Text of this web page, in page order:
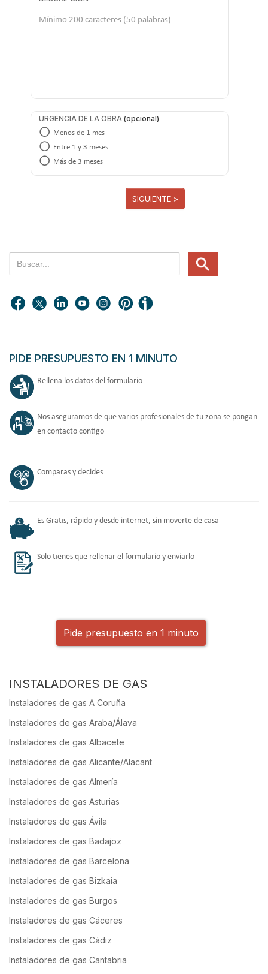
URGENCIA DE LA OBRA
Menos de 1 mes
Entre 1 y 3 meses
Más de 3 meses
SIGUIENTE >
PIDE PRESUPUESTO EN 1 MINUTO
Rellena los datos del formulario
Nos aseguramos de que varios profesionales de tu zona se pongan
en contacto contigo
Comparas y decides
Es Gratis, rápido y desde internet, sin moverte de casa
Solo tienes que rellenar el formulario y enviarlo
Pide presupuesto en 1 minuto
INSTALADORES DE GAS
Instaladores de gas A Coruña
Instaladores de gas Araba/Álava
Instaladores de gas Albacete
Instaladores de gas Alicante/Alacant
Instaladores de gas Almería
Instaladores de gas Asturias
Instaladores de gas Ávila
Instaladores de gas Badajoz
Instaladores de gas Barcelona
Instaladores de gas Bizkaia
Instaladores de gas Burgos
Instaladores de gas Cáceres
Instaladores de gas Cádiz
Instaladores de gas Cantabria